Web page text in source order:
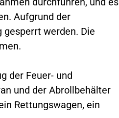
Aufgrund der
werden. Die
der Feuer- und
und der Abrollbehälter
Rettungswagen, ein